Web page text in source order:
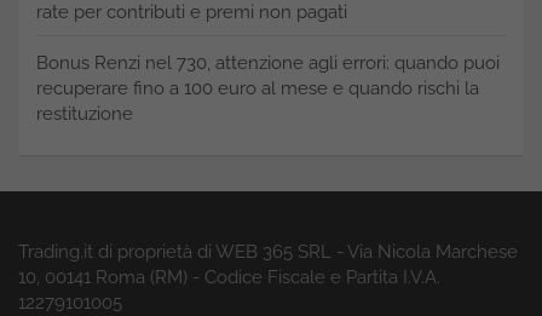
rate per contributi e premi non pagati
Bonus Renzi nel 730, attenzione agli errori: quando puoi
recuperare fino a 100 euro al mese e quando rischi la
restituzione
Trading.it di proprietà di WEB 365 SRL - Via Nicola Marchese
10, 00141 Roma (RM) - Codice Fiscale e Partita I.V.A.
12279101005